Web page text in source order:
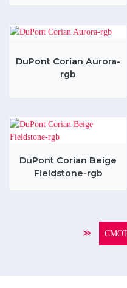
DuPont Corian Aurora-
rgb
DuPont Corian Beige
Fieldstone-rgb
≫